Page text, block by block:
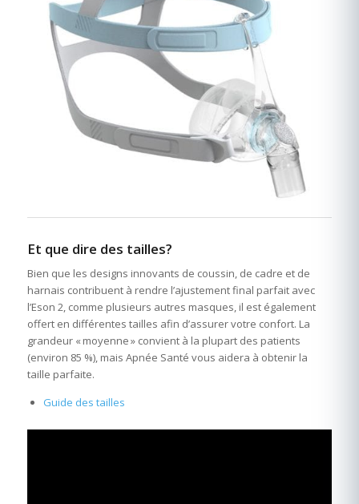
Et que dire des tailles?
Bien que les designs innovants de coussin, de cadre et de
harnais contribuent à rendre l’ajustement final parfait avec
l’Eson 2, comme plusieurs autres masques, il est également
offert en différentes tailles afin d’assurer votre confort. La
grandeur « moyenne » convient à la plupart des patients
(environ 85 %), mais Apnée Santé vous aidera à obtenir la
taille parfaite.
Guide des tailles